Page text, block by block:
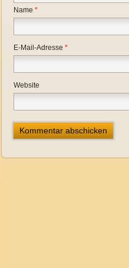
Name *
E-Mail-Adresse *
Website